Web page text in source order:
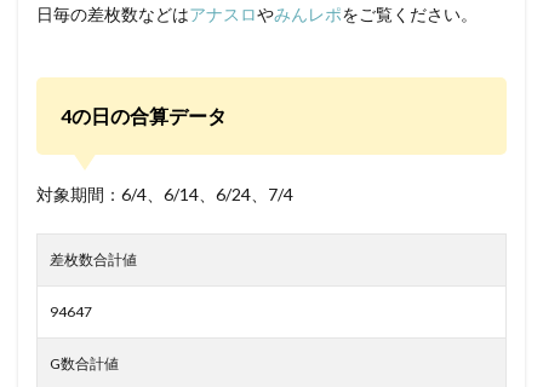
日毎の差枚数などはアナスロやみんレポをご覧ください。
4の日の合算データ
対象期間：6/4、6/14、6/24、7/4
差枚数合計値
94647
G数合計値